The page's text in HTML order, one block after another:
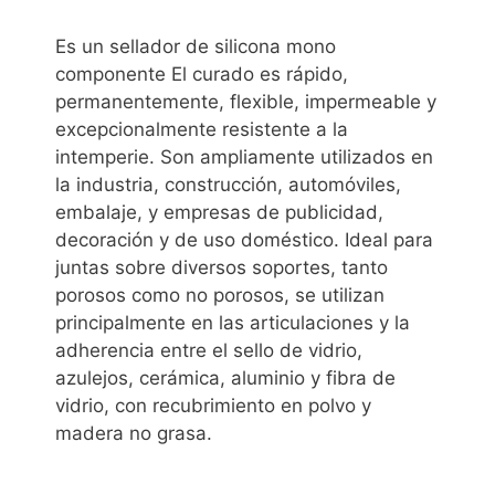
Es un sellador de silicona mono
componente El curado es rápido,
permanentemente, flexible, impermeable y
excepcionalmente resistente a la
intemperie. Son ampliamente utilizados en
la industria, construcción, automóviles,
embalaje, y empresas de publicidad,
decoración y de uso doméstico. Ideal para
juntas sobre diversos soportes, tanto
porosos como no porosos, se utilizan
principalmente en las articulaciones y la
adherencia entre el sello de vidrio,
azulejos, cerámica, aluminio y fibra de
vidrio, con recubrimiento en polvo y
madera no grasa.